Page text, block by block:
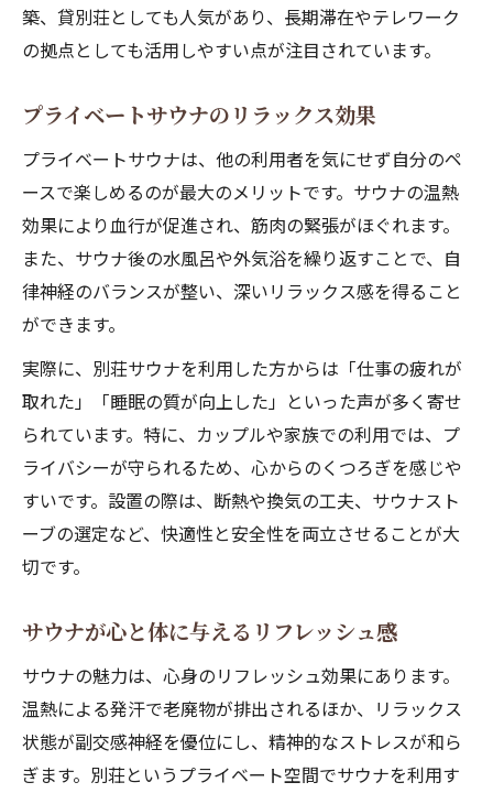
築、貸別荘としても人気があり、長期滞在やテレワーク
の拠点としても活用しやすい点が注目されています。
プライベートサウナのリラックス効果
プライベートサウナは、他の利用者を気にせず自分のペ
ースで楽しめるのが最大のメリットです。サウナの温熱
効果により血行が促進され、筋肉の緊張がほぐれます。
また、サウナ後の水風呂や外気浴を繰り返すことで、自
律神経のバランスが整い、深いリラックス感を得ること
ができます。
実際に、別荘サウナを利用した方からは「仕事の疲れが
取れた」「睡眠の質が向上した」といった声が多く寄せ
られています。特に、カップルや家族での利用では、プ
ライバシーが守られるため、心からのくつろぎを感じや
すいです。設置の際は、断熱や換気の工夫、サウナスト
ーブの選定など、快適性と安全性を両立させることが大
切です。
サウナが心と体に与えるリフレッシュ感
サウナの魅力は、心身のリフレッシュ効果にあります。
温熱による発汗で老廃物が排出されるほか、リラックス
状態が副交感神経を優位にし、精神的なストレスが和ら
ぎます。別荘というプライベート空間でサウナを利用す